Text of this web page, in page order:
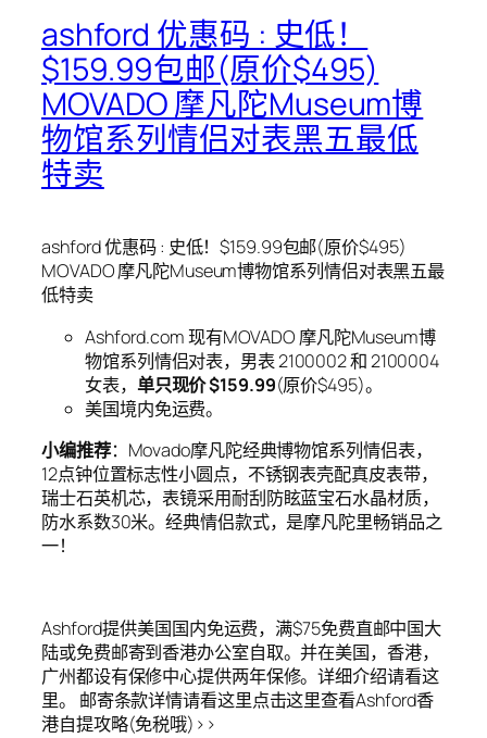
ashford 优惠码 : 史低！
$159.99包邮(原价$495)
MOVADO 摩凡陀Museum博
物馆系列情侣对表黑五最低
特卖
ashford 优惠码 : 史低！$159.99包邮(原价$495)
MOVADO 摩凡陀Museum博物馆系列情侣对表黑五最
低特卖
Ashford.com 现有MOVADO 摩凡陀Museum博
物馆系列情侣对表，男表 2100002 和 2100004
女表， 单只现价 $159.99(原价$495)。
美国境内免运费。
小编推荐：Movado摩凡陀经典博物馆系列情侣表，
12点钟位置标志性小圆点，不锈钢表壳配真皮表带，
瑞士石英机芯，表镜采用耐刮防眩蓝宝石水晶材质，
防水系数30米。经典情侣款式，是摩凡陀里畅销品之
一！
Ashford提供美国国内免运费，满$75免费直邮中国大
陆或免费邮寄到香港办公室自取。并在美国，香港，
广州都设有保修中心提供两年保修。详细介绍请看这
里。 邮寄条款详情请看这里点击这里查看Ashford香
港自提攻略(免税哦)>>